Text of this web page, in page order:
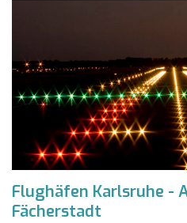
Flughäfen Karlsruhe -
Fächerstadt